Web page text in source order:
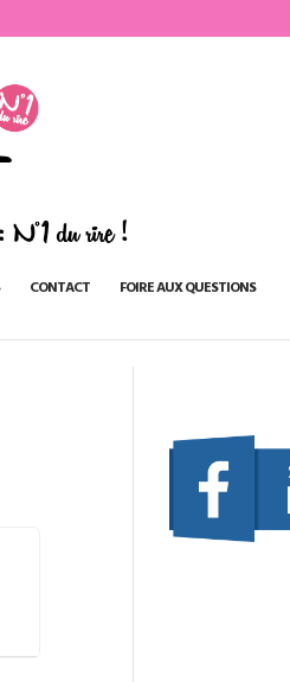
CONTACT FOIRE AUX QUESTIONS